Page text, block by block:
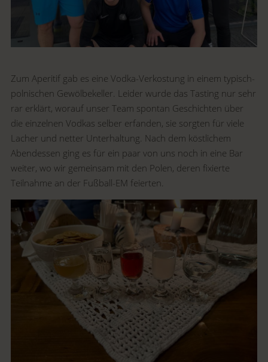
Zum Aperitif gab es eine Vodka-Verkostung in einem typisch-
polnischen Gewölbekeller. Leider wurde das Tasting nur sehr
rar erklärt, worauf unser Team spontan Geschichten über
die einzelnen Vodkas selber erfanden, sie sorgten für viele
Lacher und netter Unterhaltung. Nach dem köstlichem
Abendessen ging es für ein paar von uns noch in eine Bar
weiter, wo wir gemeinsam mit den Polen, deren fixierte
Teilnahme an der Fußball-EM feierten.